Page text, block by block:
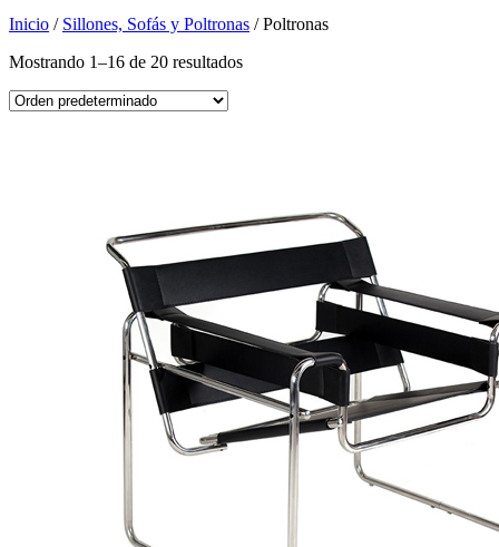
Inicio / Sillones, Sofás y Poltronas / Poltronas
Mostrando 1–16 de 20 resultados